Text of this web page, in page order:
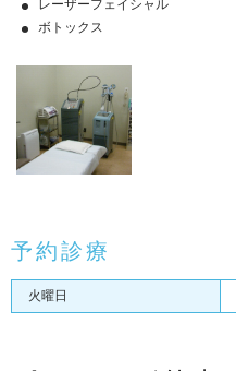
レーザーフェイシャル
ボトックス
予約診療
火曜日